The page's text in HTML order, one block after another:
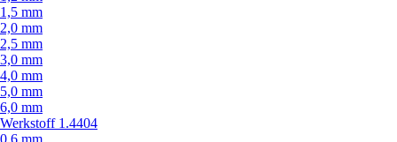
1,5 mm
2,0 mm
2,5 mm
3,0 mm
4,0 mm
5,0 mm
6,0 mm
Werkstoff 1.4404
0,6 mm